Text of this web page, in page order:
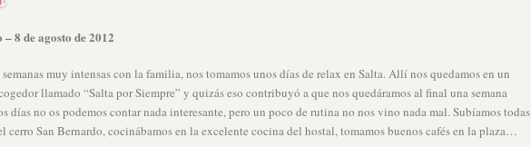
8 de agosto de 2012
semanas muy intensas con la familia, nos tomamos unos días de relax en Salta. Allí nos quedamos en un
llamado “Salta por Siempre” y quizás eso contribuyó a que nos quedáramos al final una semana
días no os podemos contar nada interesante, pero un poco de rutina no nos vino nada mal. Subíamos todas
cerro San Bernardo, cocinábamos en la excelente cocina del hostal, tomamos buenos cafés en la plaza…